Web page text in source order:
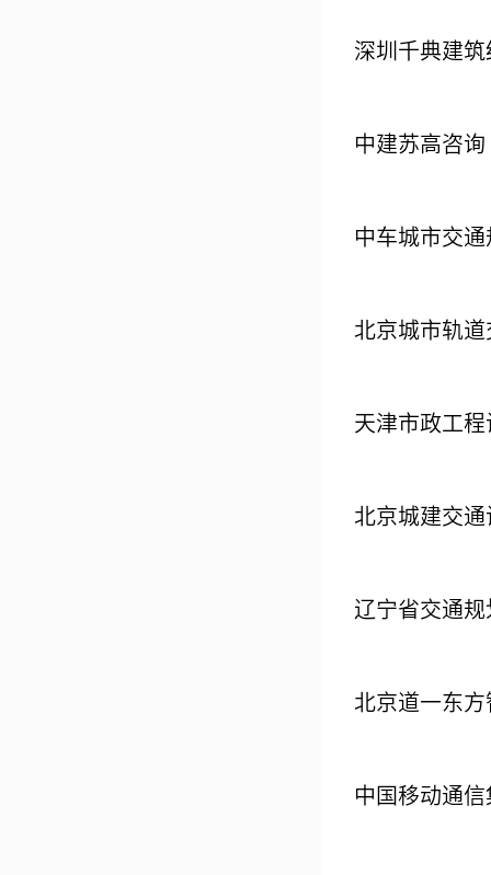
深圳千典建
中建苏高咨
中车城市交
北京城市轨
天津市政工
北京城建交
辽宁省交通
北京道一东
中国移动通